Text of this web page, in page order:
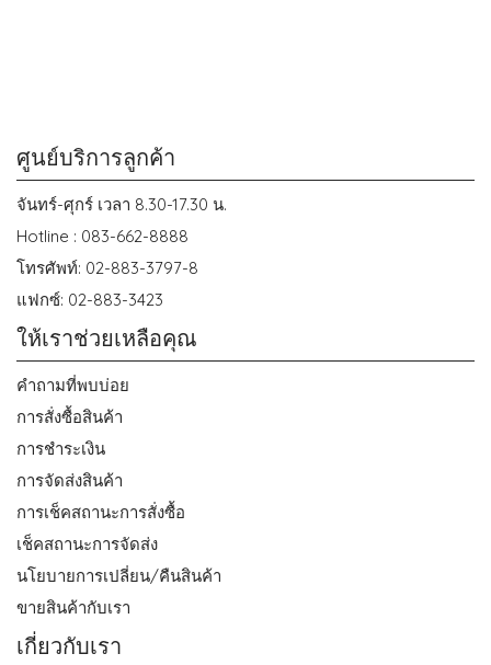
ศูนย์บริการลูกค้า
จันทร์-ศุกร์ เวลา 8.30-17.30 น.
Hotline : 083-662-8888
โทรศัพท์: 02-883-3797-8
แฟกซ์: 02-883-3423
ให้เราช่วยเหลือคุณ
คำถามที่พบบ่อย
การสั่งซื้อสินค้า
การชำระเงิน
การจัดส่งสินค้า
การเช็คสถานะการสั่งซื้อ
เช็คสถานะการจัดส่ง
นโยบายการเปลี่ยน/คืนสินค้า
ขายสินค้ากับเรา
เกี่ยวกับเรา